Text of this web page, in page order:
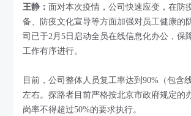
王静： 面对本次疫情，公司快速应变，在防
备、防疫文化宣导等方面加强对员工健康的
司已于2月5日启动全员在线信息化办公，保
工作有序进行。
目前，公司整体人员复工率达到90%（包含
左右。探路者目前严格按北京市政府规定的
岗率不得超过50%的要求执行。